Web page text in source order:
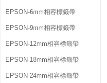
EPSON-6mm相容標籤帶
EPSON-9mm相容標籤帶
EPSON-12mm相容標籤帶
EPSON-18mm相容標籤帶
EPSON-24mm相容標籤帶